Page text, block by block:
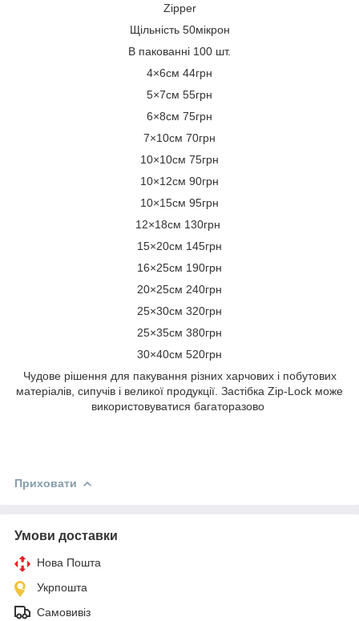
Zipper
Щільність 50мікрон
В пакованні 100 шт.
4×6см 44грн
5×7см 55грн
6×8см 75грн
7×10см 70грн
10×10см 75грн
10×12см 90грн
10×15см 95грн
12×18см 130грн
15×20см 145грн
16×25см 190грн
20×25см 240грн
25×30см 320грн
25×35см 380грн
30×40см 520грн
Чудове рішення для пакування різних харчових і побутових
матеріалів, сипучів і великої продукції. Застібка Zip-Lock може
використовуватися багаторазово
Приховати
Умови доставки
Нова Пошта
Укрпошта
Самовивіз